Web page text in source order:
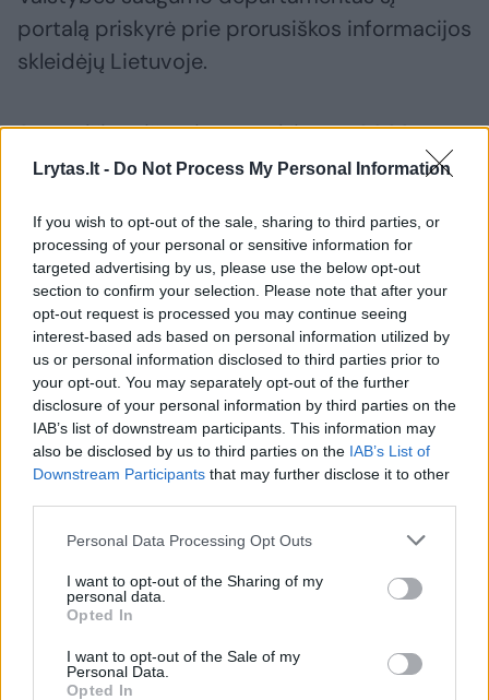
Lrytas.lt - Do Not Process My Personal Information
If you wish to opt-out of the sale, sharing to third parties, or
processing of your personal or sensitive information for
targeted advertising by us, please use the below opt-out
section to confirm your selection. Please note that after your
opt-out request is processed you may continue seeing
interest-based ads based on personal information utilized by
us or personal information disclosed to third parties prior to
your opt-out. You may separately opt-out of the further
disclosure of your personal information by third parties on the
IAB’s list of downstream participants. This information may
also be disclosed by us to third parties on the IAB’s List of
Downstream Participants that may further disclose it to other
Personal Data Processing Opt Outs
I want to opt-out of the Sharing of my
personal data.
Opted In
I want to opt-out of the Sale of my
Personal Data.
Opted In
portalą priskyrė prie prorusiškos informacijos
skleidėjų Lietuvoje.
Sprendžiant iš tyrimo medžiagos, 2023 metų
spalio 25 dieną A. Paleckis per pokalbį su A.
Lietuvos partizanus.
Teisėsaugos duomenimis, A. Nakas įkėlė šį
pokalbį į „ekspertai.eu“ kanalą socialiniame
tinkle „Youtube“. Prokuratūra šiuos
pasisakymus įvertino kaip šmeižikiškus.
Pylė purvą ant partizanų
A.Paleckis tąsyk apipylė purvais laisvės
kovotojus. „Bėgo, nes prišaudė žydų vaikų,
senukų, moterų“, – taip žeminančiai, užgauliai
ir įžeidžiančiai apie pokario Lietuvos
partizanus atsiliepė A. Paleckis.